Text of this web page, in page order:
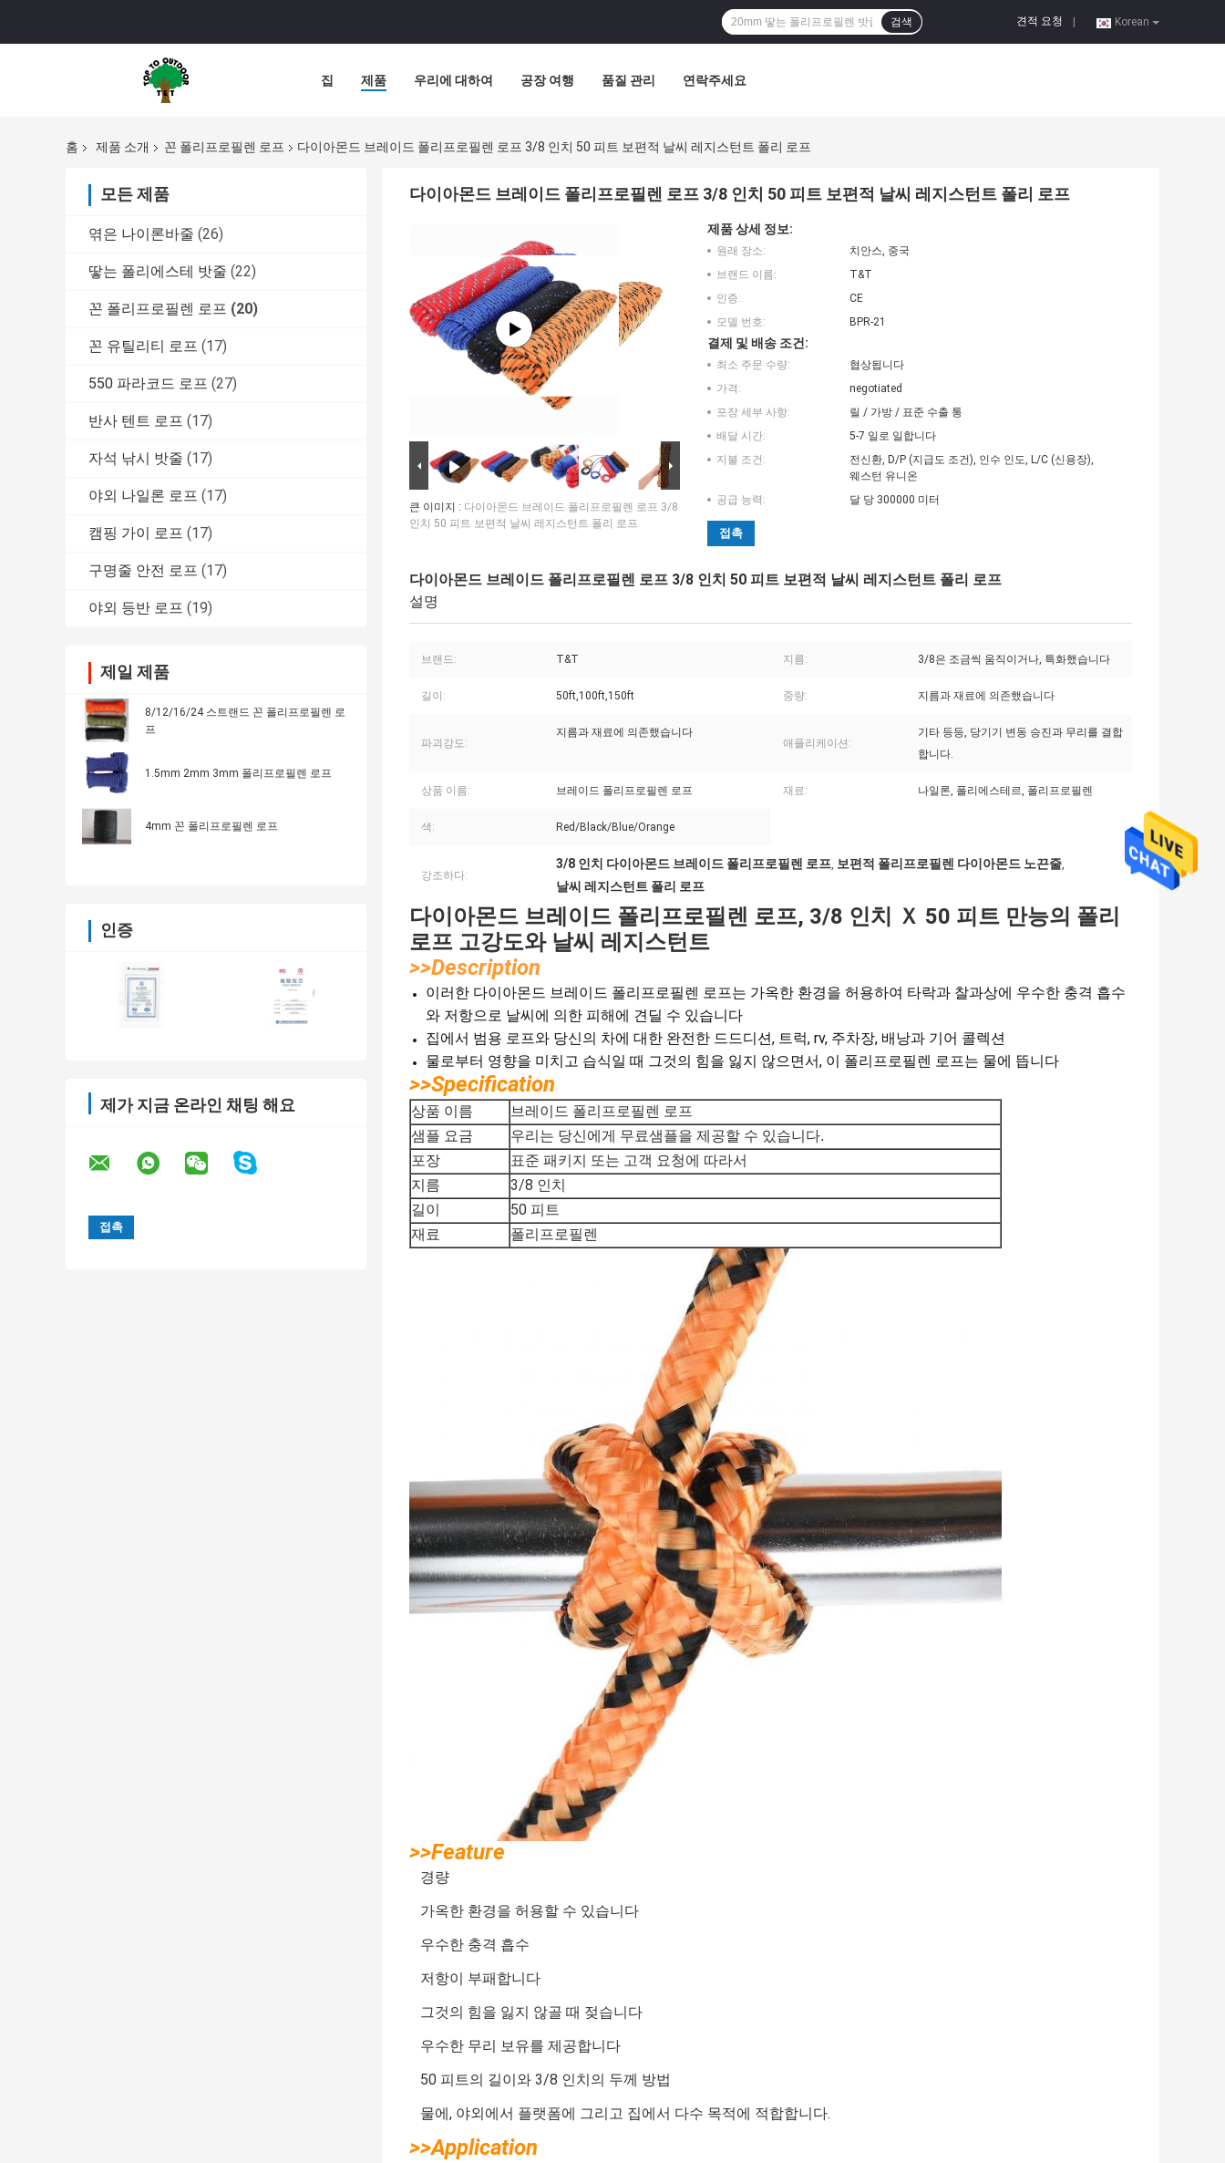
Korean
견적 요청
검색
집 제품 우리에 대하여 공장 여행 품질 관리 연락주세요
홈 제품 소개 꼰 폴리프로필렌 로프 다이아몬드 브레이드 폴리프로필렌 로프 3/8 인치 50 피트 보편적 날씨 레지스턴트 폴리 로프
모든 제품
엮은 나이론바줄 (26)
땋는 폴리에스테 밧줄 (22)
꼰 폴리프로필렌 로프 (20)
꼰 유틸리티 로프 (17)
550 파라코드 로프 (27)
반사 텐트 로프 (17)
자석 낚시 밧줄 (17)
야외 나일론 로프 (17)
캠핑 가이 로프 (17)
구명줄 안전 로프 (17)
야외 등반 로프 (19)
제일 제품
8/12/16/24 스트랜드 꼰 폴리프로필렌 로
프
1.5mm 2mm 3mm 폴리프로필렌 로프
4mm 꼰 폴리프로필렌 로프
인증
제가 지금 온라인 채팅 해요
다이아몬드 브레이드 폴리프로필렌 로프 3/8 인치 50 피트 보편적 날씨 레지스턴트 폴리 로프
큰 이미지 : 다이아몬드 브레이드 폴리프로필렌 로프 3/8
인치 50 피트 보편적 날씨 레지스턴트 폴리 로프
제품 상세 정보:
원래 장소:
치안스, 중국
브랜드 이름:
T&T
인증:
CE
모델 번호:
BPR-21
결제 및 배송 조건:
최소 주문 수량:
협상됩니다
가격:
negotiated
포장 세부 사항:
릴 / 가방 / 표준 수출 통
배달 시간:
5-7 일로 일합니다
지불 조건:
전신환, D/P (지급도 조건), 인수 인도, L/C (신용장),
웨스턴 유니온
공급 능력:
달 당 300000 미터
접촉
다이아몬드 브레이드 폴리프로필렌 로프 3/8 인치 50 피트 보편적 날씨 레지스턴트 폴리 로프
설명
브랜드: T&T 지름: 3/8은 조금씩 움직이거나, 특화했습니다
길이: 50ft,100ft,150ft 중량: 지름과 재료에 의존했습니다
파괴강도:
지름과 재료에 의존했습니다
애플리케이션:
기타 등등, 당기기 변동 승진과 무리를 결합
합니다.
상품 이름: 브레이드 폴리프로필렌 로프 재료: 나일론, 폴리에스테르, 폴리프로필렌
색: Red/Black/Blue/Orange
강조하다:
3/8 인치 다이아몬드 브레이드 폴리프로필렌 로프, 보편적 폴리프로필렌 다이아몬드 노끈줄,
날씨 레지스턴트 폴리 로프
다이아몬드 브레이드 폴리프로필렌 로프, 3/8 인치 Ｘ 50 피트 만능의 폴리
로프 고강도와 날씨 레지스턴트
>>Description
이러한 다이아몬드 브레이드 폴리프로필렌 로프는 가옥한 환경을 허용하여 타락과 찰과상에 우수한 충격 흡수
와 저항으로 날씨에 의한 피해에 견딜 수 있습니다
집에서 범용 로프와 당신의 차에 대한 완전한 드드디션, 트럭, rv, 주차장, 배낭과 기어 콜렉션
물로부터 영향을 미치고 습식일 때 그것의 힘을 잃지 않으면서, 이 폴리프로필렌 로프는 물에 뜹니다
>>Specification
상품 이름 브레이드 폴리프로필렌 로프
샘플 요금
우리는 당신에게 무료샘플을 제공할 수 있습니다.
포장
표준 패키지 또는 고객 요청에 따라서
지름 3/8 인치
길이
50 피트
재료
폴리프로필렌
>>Feature
경량
가옥한 환경을 허용할 수 있습니다
우수한 충격 흡수
저항이 부패합니다
그것의 힘을 잃지 않골 때 젖습니다
우수한 무리 보유를 제공합니다
50 피트의 길이와 3/8 인치의 두께 방법
물에, 야외에서 플랫폼에 그리고 집에서 다수 목적에 적합합니다.
>>Application